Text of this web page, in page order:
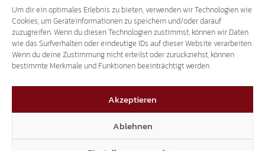
Um dir ein optimales Erlebnis zu bieten, verwenden wir Technologien wie
Cookies, um Geräteinformationen zu speichern und/oder darauf
zuzugreifen. Wenn du diesen Technologien zustimmst, können wir Daten
wie das Surfverhalten oder eindeutige IDs auf dieser Website verarbeiten.
Wenn du deine Zustimmung nicht erteilst oder zurückziehst, können
bestimmte Merkmale und Funktionen beeinträchtigt werden.
Akzeptieren
Ablehnen
80-STUNDEN-LEHRGANG FÜR
PRIVATVERMIETER
14.07.2026